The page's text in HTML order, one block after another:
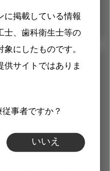
に掲載している情報
士、歯科衛生士等の
にしたものです。
供サイトではありま
事者ですか？
いいえ